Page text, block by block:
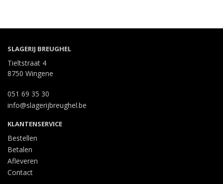
SLAGERIJ BREUGHEL
Tieltstraat 4
8750 Wingene
051 69 35 30
info@slagerijbreughel.be
KLANTENSERVICE
Bestellen
Betalen
Afleveren
Contact